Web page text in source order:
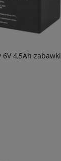
4,5Ah zabawki